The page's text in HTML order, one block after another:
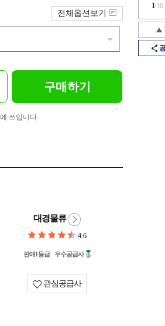
1/10
전체옵션보기
구매하기
쓰입니다
대경물류
4.6
판매1등급 우수공급사
관심공급사